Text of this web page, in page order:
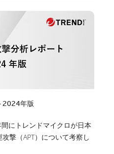
2024年版
にトレンドマイクロが日本
撃（APT）について考察し